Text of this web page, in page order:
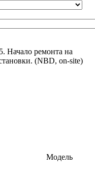
Начало ремонта на
(NBD, on-site)
Модель